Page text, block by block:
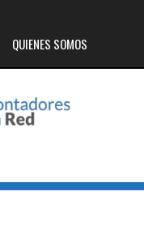
QUIENES SOMOS